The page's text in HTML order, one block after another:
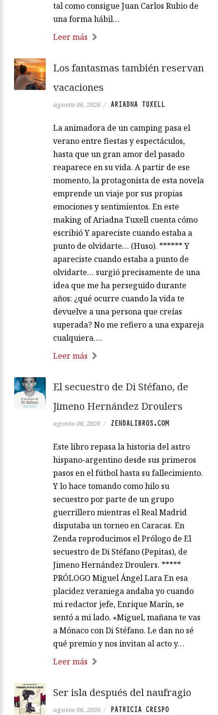
tal como consigue Juan Carlos Rubio de
una forma hábil…
Leer más
Los fantasmas también reservan
vacaciones
agosto 06, 2026 / ARIADNA TUXELL
La animadora de un camping pasa el
verano entre fiestas y espectáculos,
hasta que un gran amor del pasado
reaparece en su vida. A partir de ese
momento, la protagonista de esta novela
emprende un viaje por sus propias
emociones y sentimientos. En este
making of Ariadna Tuxell cuenta cómo
escribió Y apareciste cuando estaba a
punto de olvidarte… (Huso). ****** Y
apareciste cuando estaba a punto de
olvidarte… surgió precisamente de una
idea que me ha perseguido durante
años: ¿qué ocurre cuando la vida te
devuelve a una persona que creías
superada? No me refiero a una expareja
cualquiera….
Leer más
El secuestro de Di Stéfano, de
Jimeno Hernández Droulers
agosto 06, 2026 / ZENDALIBROS.COM
Este libro repasa la historia del astro
hispano-argentino desde sus primeros
pasos en el fútbol hasta su fallecimiento.
Y lo hace tomando como hilo su
secuestro por parte de un grupo
guerrillero mientras el Real Madrid
disputaba un torneo en Caracas. En
Zenda reproducimos el Prólogo de El
secuestro de Di Stéfano (Pepitas), de
Jimeno Hernández Droulers. *****
PRÓLOGO Miguel Ángel Lara En esa
placidez veraniega andaba yo cuando
mi redactor jefe, Enrique Marín, se
sentó a mi lado. «Miguel, mañana te vas
a Mónaco con Di Stéfano. Le dan no sé
qué premio y nos invitan al acto y…
Leer más
Ser isla después del naufragio
agosto 06, 2026 / PATRICIA CRESPO